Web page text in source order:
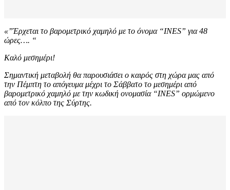
«”Έρχεται το βαρομετρικό χαμηλό με το όνομα “INES” για 48
ώρες…. “
Καλό μεσημέρι!
Σημαντική μεταβολή θα παρουσιάσει ο καιρός στη χώρα μας από
την Πέμπτη το απόγευμα μέχρι το Σάββατο το μεσημέρι από
βαρομετρικό χαμηλό με την κωδική ονομασία “INES” ορμώμενο
από τον κόλπο της Σύρτης.